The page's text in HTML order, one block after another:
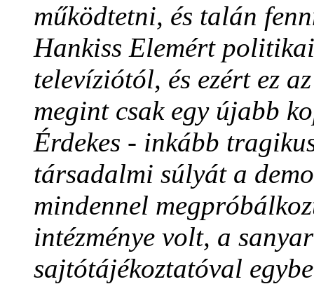
működtetni, és talán
Hankiss Elemért
televíziótól, és ezért ez
megint csak egy újabb
Érdekes - inkább
társadalmi súlyát a
mindennel
intézménye volt, a
sajtótájékoztatóval